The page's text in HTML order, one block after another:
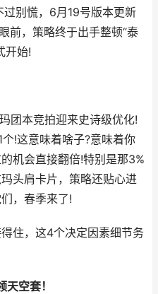
别慌，6月19号版本更新
前，策略终于出手整顿“泰
开始!
本竞拍迎来史诗级优化!
!这意味着啥子?意味着你
机会直接翻倍!特别是那3%
头肩卡片，策略还贴心进
，春季来了!
，这4个决定因素细节务
空套！